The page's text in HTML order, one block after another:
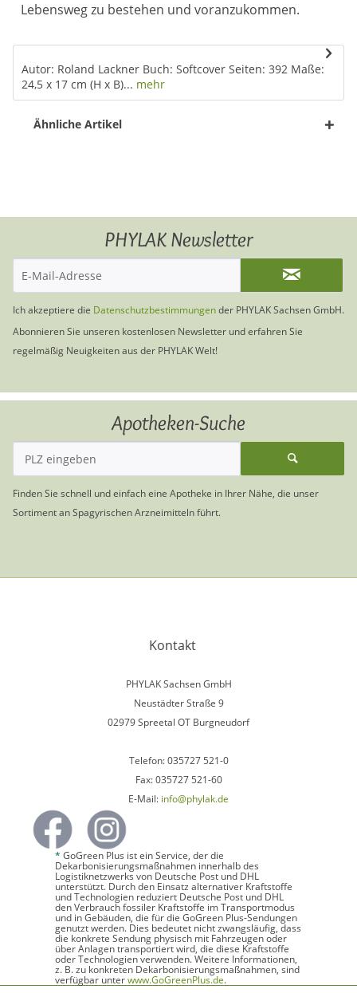
Lebensweg zu bestehen und voranzukommen.
Autor: Roland Lackner Buch: Softcover Seiten: 392 Maße:
24,5 x 17 cm (H x B)... mehr
Ähnliche Artikel
PHYLAK Newsletter
Ich akzeptiere die Datenschutzbestimmungender PHYLAK Sachsen GmbH.
Abonnieren Sie unseren kostenlosen Newsletter und erfahren Sie
regelmäßig Neuigkeiten aus der PHYLAK Welt!
Apotheken-Suche
Finden Sie schnell und einfach eine Apotheke in Ihrer Nähe, die unser
Sortiment an Spagyrischen Arzneimitteln führt.
Kontakt
PHYLAK Sachsen GmbH
Neustädter Straße 9
02979 Spreetal OT Burgneudorf
Telefon: 035727 521-0
Fax: 035727 521-60
E-Mail: info@phylak.de
* GoGreen Plus ist ein Service, der die
Dekarbonisierungsmaßnahmen innerhalb des
Logistiknetzwerks von Deutsche Post und DHL
unterstützt. Durch den Einsatz alternativer Kraftstoffe
und Technologien reduziert Deutsche Post und DHL
den Verbrauch fossiler Kraftstoffe im Transportmodus
und in Gebäuden, die für die GoGreen Plus-Sendungen
genutzt werden. Dies bedeutet nicht zwangsläufig, dass
die konkrete Sendung physisch mit Fahrzeugen oder
über Anlagen transportiert wird, die diese Kraftstoffe
oder Technologien verwenden. Weitere Informationen,
z. B. zu konkreten Dekarbonisierungsmaßnahmen, sind
verfügbar unterwww.GoGreenPlus.de.